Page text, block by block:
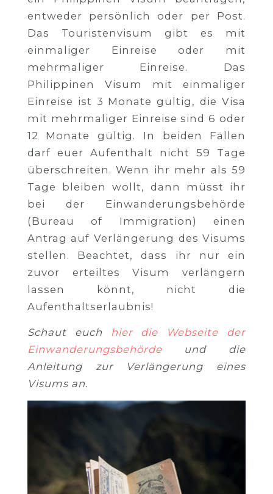
entweder persönlich oder per Post.
Das Touristenvisum gibt es mit
einmaliger Einreise oder mit
mehrmaliger Einreise. Das
Philippinen Visum mit einmaliger
Einreise ist 3 Monate gültig, die Visa
mit mehrmaliger Einreise sind 6 oder
12 Monate gültig. In beiden Fällen
darf euer Aufenthalt nicht 59 Tage
überschreiten. Wenn ihr mehr als 59
Tage bleiben wollt, dann müsst ihr
bei der Einwanderungsbehörde
(Bureau of Immigration) einen
Antrag auf Verlängerung des Visums
stellen. Beachtet, dass ihr nur ein
zuvor erteiltes Visum verlängern
lassen könnt, nicht die
Aufenthaltserlaubnis!
Schaut euch
hier die Webseite der
Einwanderungsbehördeund die
Anleitung zur Verlängerung eines
Visums an.